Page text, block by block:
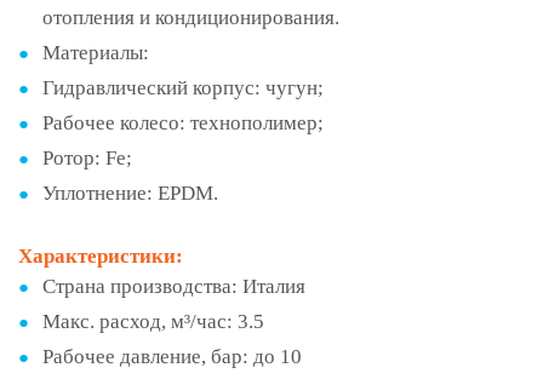
отопления и кондиционирования.
Материалы:
Гидравлический корпус: чугун;
Рабочее колесо: технополимер;
Ротор: Fe;
Уплотнение: EPDM.
Характеристики:
Страна производства: Италия
Макс. расход, м³/час: 3.5
Рабочее давление, бар: до 10